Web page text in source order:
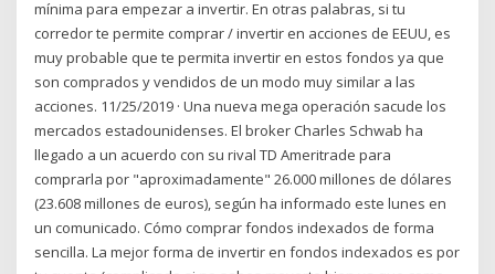
mínima para empezar a invertir. En otras palabras, si tu
corredor te permite comprar / invertir en acciones de EEUU, es
muy probable que te permita invertir en estos fondos ya que
son comprados y vendidos de un modo muy similar a las
acciones. 11/25/2019 · Una nueva mega operación sacude los
mercados estadounidenses. El broker Charles Schwab ha
llegado a un acuerdo con su rival TD Ameritrade para
comprarla por "aproximadamente" 26.000 millones de dólares
(23.608 millones de euros), según ha informado este lunes en
un comunicado. Cómo comprar fondos indexados de forma
sencilla. La mejor forma de invertir en fondos indexados es por